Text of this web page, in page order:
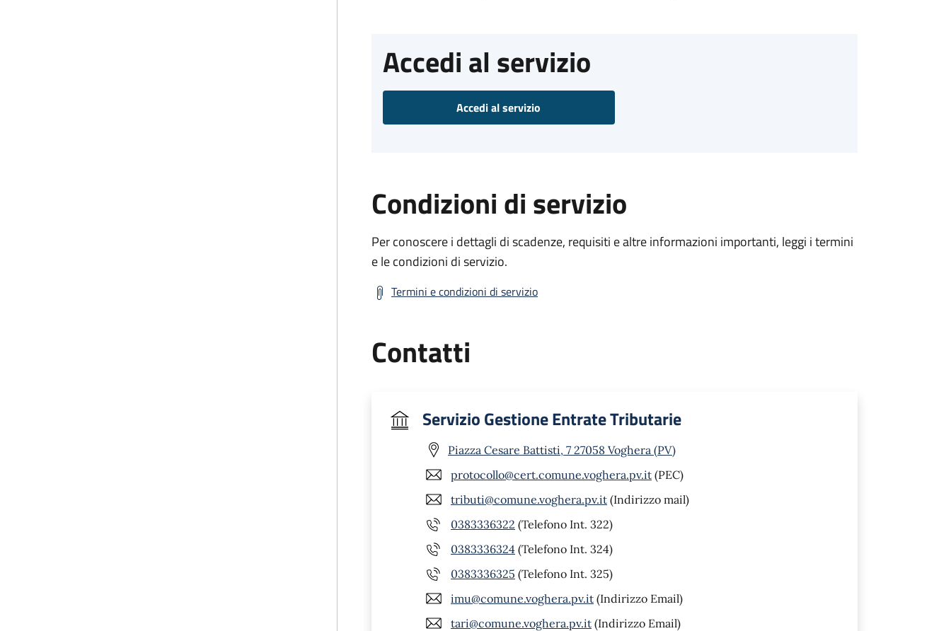
Accedi al servizio
Accedi al servizio
Condizioni di servizio
Per conoscere i dettagli di scadenze, requisiti e altre informazioni importanti, leggi i termini
e le condizioni di servizio.
Termini e condizioni di servizio
Contatti
Servizio Gestione Entrate Tributarie
Piazza Cesare Battisti, 7 27058 Voghera (PV)
protocollo@cert.comune.voghera.pv.it (PEC)
tributi@comune.voghera.pv.it (Indirizzo mail)
0383336322 (Telefono Int. 322)
0383336324 (Telefono Int. 324)
0383336325 (Telefono Int. 325)
imu@comune.voghera.pv.it (Indirizzo Email)
tari@comune.voghera.pv.it (Indirizzo Email)